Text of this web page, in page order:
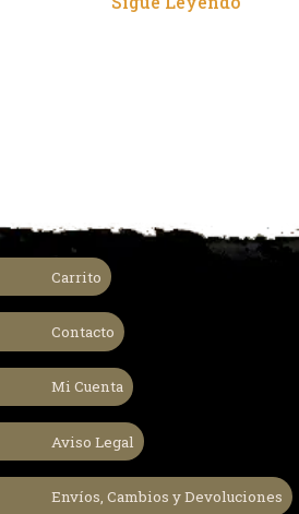
Carrito
Contacto
Mi Cuenta
Aviso Legal
Envíos, Cambios y Devoluciones